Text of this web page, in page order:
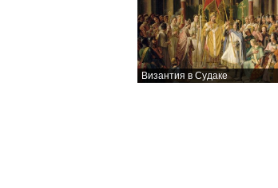
Византия в Судаке